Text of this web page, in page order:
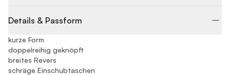
Details & Passform
kurze Form
doppelreihig geknöpft
breites Revers
schräge Einschubtaschen